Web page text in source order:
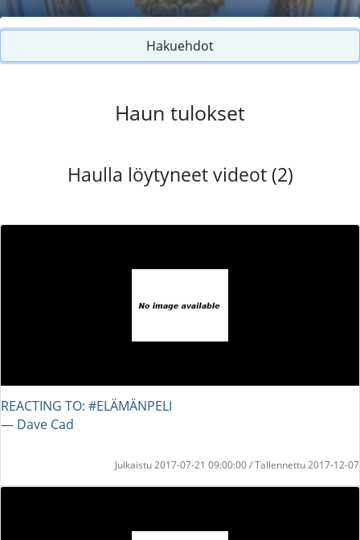
Hakuehdot
Haun tulokset
Haulla löytyneet videot (2)
REACTING TO: #ELÄMÄNPELI
― Dave Cad
Julkaistu 2017-07-21 09:00:00 / Tallennettu 2017-12-07